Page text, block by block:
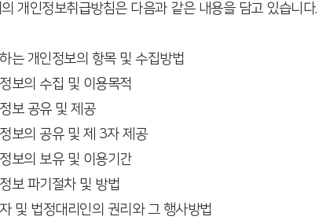
개인정보취급방침은 다음과 같은 내용을 담고 있습니다.
는 개인정보의 항목 및 수집방법
보의 수집 및 이용목적
보 공유 및 제공
보의 공유 및 제 3자 제공
보의 보유 및 이용기간
보 파기절차 및 방법
및 법정대리인의 권리와 그 행사방법